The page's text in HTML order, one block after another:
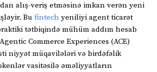
alış-veriş etməsinə imkan verən yeni
Bu fintech yeniliyi agent ticarət
tətbiqində mühüm addım hesab
Commerce Experiences (ACE)
niyyət müqavilələri və birdəfəlik
vasitəsilə əməliyyatların